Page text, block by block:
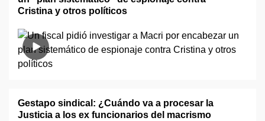
Cristina y otros políticos
Gestapo sindical: ¿Cuándo va a procesar la
Justicia a los ex funcionarios del macrismo